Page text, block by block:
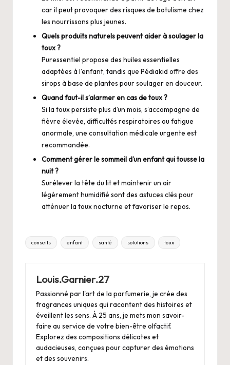
car il peut provoquer des risques de botulisme chez
les nourrissons plus jeunes.
Quels produits naturels peuvent aider à soulager la
toux ?
Puressentiel propose des huiles essentielles
adaptées à l’enfant, tandis que Pédiakid offre des
sirops à base de plantes pour soulager en douceur.
Quand faut-il s’alarmer en cas de toux ?
Si la toux persiste plus d’un mois, s’accompagne de
fièvre élevée, difficultés respiratoires ou fatigue
anormale, une consultation médicale urgente est
recommandée.
Comment gérer le sommeil d’un enfant qui tousse la
nuit ?
Surélever la tête du lit et maintenir un air
légèrement humidifié sont des astuces clés pour
atténuer la toux nocturne et favoriser le repos.
Tags:
conseils enfant santé solutions toux
Louis.Garnier.27
Passionné par l'art de la parfumerie, je crée des
fragrances uniques qui racontent des histoires et
éveillent les sens. À 25 ans, je mets mon savoir-
faire au service de votre bien-être olfactif.
Explorez des compositions délicates et
audacieuses, conçues pour capturer des émotions
et des souvenirs.